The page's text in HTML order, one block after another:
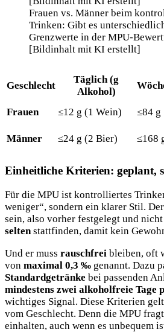
Frauen vs. Männer beim
Trinken: Gibt es
Grenzwerte in der MPU-
[Bildinhalt mit KI erstellt]
Geschlecht
Täglich (g
Alkohol)
Frauen ≤12 g (1 Wein) ≤84 g
Männer
≤24 g (2 Bier) ≤168
Einheitliche Kriterien: geplant,
Für die MPU ist kontrolliertes
weniger“, sondern ein klarer Stil.
sein, also vorher festgelegt und nicht
selten stattfinden, damit kein
Und er muss rauschfrei bleiben, oft
von maximal 0,3 ‰ genannt. Dazu
Standardgetränke bei passenden
mindestens zwei alkoholfreie Tage
wichtiges Signal. Diese Kriterien
vom Geschlecht. Denn die MPU
einhalten, auch wenn es unbequem